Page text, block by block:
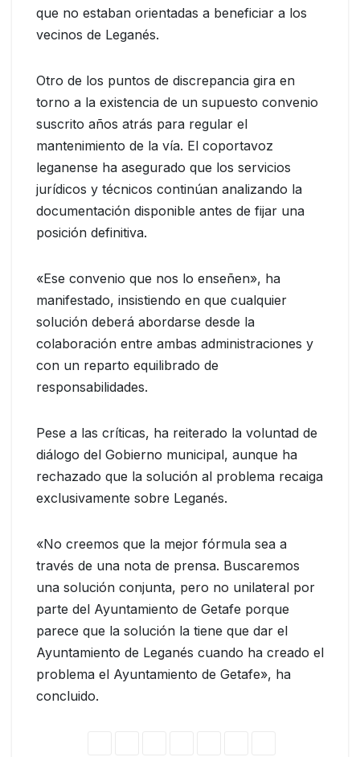
que no estaban orientadas a beneficiar a los
vecinos de Leganés.
Otro de los puntos de discrepancia gira en
torno a la existencia de un supuesto convenio
suscrito años atrás para regular el
mantenimiento de la vía. El coportavoz
leganense ha asegurado que los servicios
jurídicos y técnicos continúan analizando la
documentación disponible antes de fijar una
posición definitiva.
«Ese convenio que nos lo enseñen», ha
manifestado, insistiendo en que cualquier
solución deberá abordarse desde la
colaboración entre ambas administraciones y
con un reparto equilibrado de
responsabilidades.
Pese a las críticas, ha reiterado la voluntad de
diálogo del Gobierno municipal, aunque ha
rechazado que la solución al problema recaiga
exclusivamente sobre Leganés.
«No creemos que la mejor fórmula sea a
través de una nota de prensa. Buscaremos
una solución conjunta, pero no unilateral por
parte del Ayuntamiento de Getafe porque
parece que la solución la tiene que dar el
Ayuntamiento de Leganés cuando ha creado el
problema el Ayuntamiento de Getafe», ha
concluido.